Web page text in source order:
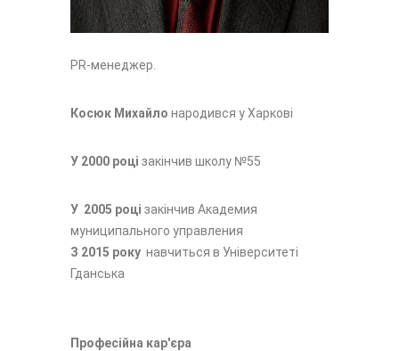
PR-менеджер.
Косюк Михайло народився у Харкові
У 2000 році закінчив школу №55
У 2005 році закінчив Академия
муниципального управления
З 2015 року навчиться в Університеті
Гданська
Професійна кар'єра